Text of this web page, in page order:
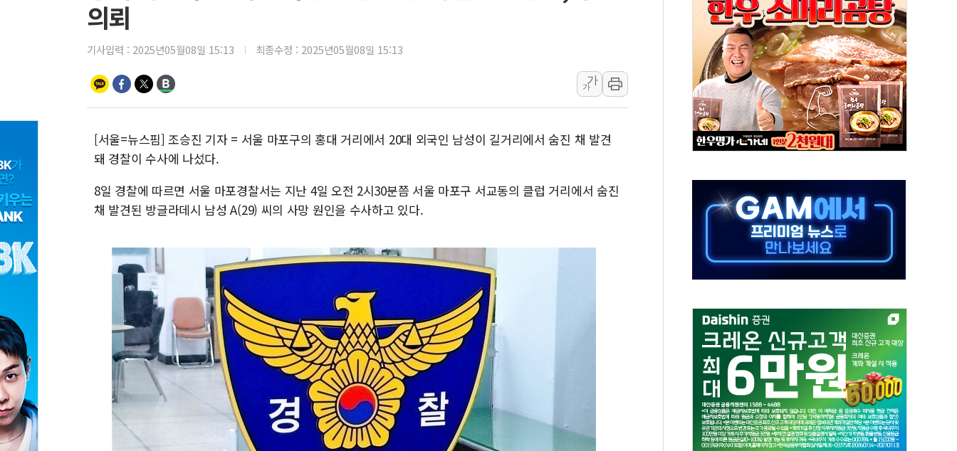
정부혁신 우수사례 세계에 알린다…식약처 AI 심사·소방청 119안심콜 영문 영상 제작
정청래 "2차 TV토론으로 게임 끝…김민석, 신천지 허위신고에 배신 사과 안 해"
윤상현, 사관학교 통합 비판…"국방개혁은 정치적 감정 따라 추진해선 안 돼"
펄어비스, 붉은사막 영상 콘테스트 '비욘드 디 어비스' 수상작 발표
현대리바트, '2026 코리아빌드위크' 참가…리모델링 상담 제공
[K메이커] 코셔에서 할랄까지…대상, 종가가 넘은 건 국경 아닌 '식문화 장벽'
[특징주] 비철금속 업종 11% 급등…구리 가격 상승 전망 부각
외국인 돌아왔지만 …'삼전·하이닉스'는 사고 급등주는 팔았다
의뢰
기사입력 : 2025년05월08일 15:13 최종수정 : 2025년05월08일 15:13
가
가
[서울=뉴스핌] 조승진 기자 = 서울 마포구의 홍대 거리에서 20대 외국인 남성이 길거리에서 숨진 채 발견
돼 경찰이 수사에 나섰다.
8일 경찰에 따르면 서울 마포경찰서는 지난 4일 오전 2시30분쯤 서울 마포구 서교동의 클럽 거리에서 숨진
채 발견된 방글라데시 남성 A(29) 씨의 사망 원인을 수사하고 있다.